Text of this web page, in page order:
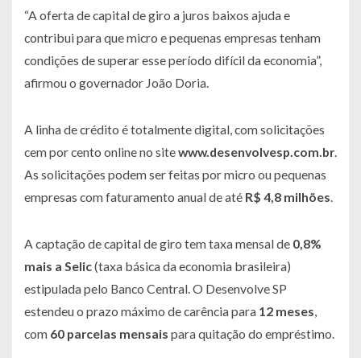
“A oferta de capital de giro a juros baixos ajuda e
contribui para que micro e pequenas empresas tenham
condições de superar esse período difícil da economia”,
afirmou o governador João Doria.
A linha de crédito é totalmente digital, com solicitações
cem por cento online no sitewww.desenvolvesp.com.br
As solicitações podem ser feitas por micro ou pequenas
empresas com faturamento anual de até R$ 4,8 milhões
A captação de capital de giro tem taxa mensal de 0,8%
mais a Selic(taxa básica da economia brasileira)
estipulada pelo Banco Central. O Desenvolve SP
estendeu o prazo máximo de carência para 12 meses
com 60 parcelas mensais para quitação do empréstimo.